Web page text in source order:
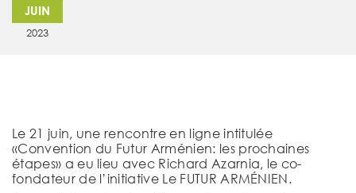
JUIN
2023
Le 21 juin, une rencontre en ligne intitulée
«Convention du Futur Arménien: les prochaines
étapes» a eu lieu avec Richard Azarnia, le co-
fondateur de l’initiative Le FUTUR ARMÉNIEN.